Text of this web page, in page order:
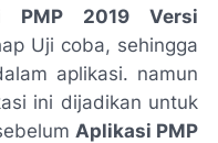
PMP 2019 Versi
Uji coba, sehingga
aplikasi. namun
ini dijadikan untuk
Aplikasi PMP